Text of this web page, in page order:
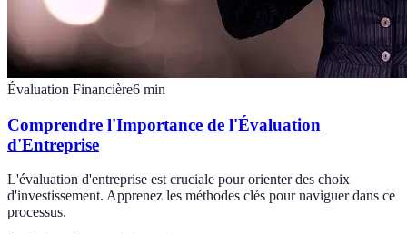
Évaluation Financière6 min
Comprendre l'Importance de l'Évaluation
d'Entreprise
L'évaluation d'entreprise est cruciale pour orienter des choix
d'investissement. Apprenez les méthodes clés pour naviguer dans ce
processus.